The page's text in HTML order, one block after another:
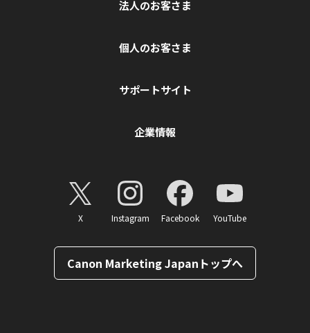
法人のお客さま
個人のお客さま
サポートサイト
企業情報
X Instagram Facebook YouTube
Canon Marketing Japanトップへ